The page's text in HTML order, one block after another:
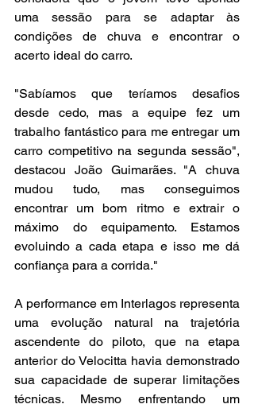
uma sessão para se adaptar às
condições de chuva e encontrar o
acerto ideal do carro.
"Sabíamos que teríamos desafios
desde cedo, mas a equipe fez um
trabalho fantástico para me entregar um
carro competitivo na segunda sessão",
destacou João Guimarães. "A chuva
mudou tudo, mas conseguimos
encontrar um bom ritmo e extrair o
máximo do equipamento. Estamos
evoluindo a cada etapa e isso me dá
confiança para a corrida."
A performance em Interlagos representa
uma evolução natural na trajetória
ascendente do piloto, que na etapa
anterior do Velocitta havia demonstrado
sua capacidade de superar limitações
técnicas. Mesmo enfrentando um